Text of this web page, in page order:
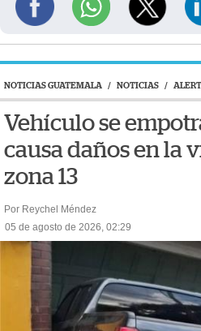
NOTICIAS GUATEMALA / NOTICIAS /
Vehículo se
causa daños en la
zona 13
Por Reychel Méndez
05 de agosto de 2026, 02:29